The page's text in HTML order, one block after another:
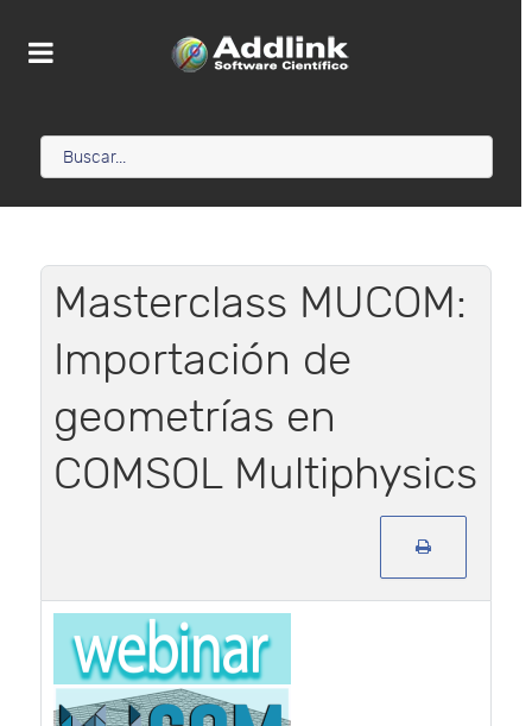
Masterclass MUCOM:
Importación de
geometrías en
COMSOL Multiphysics